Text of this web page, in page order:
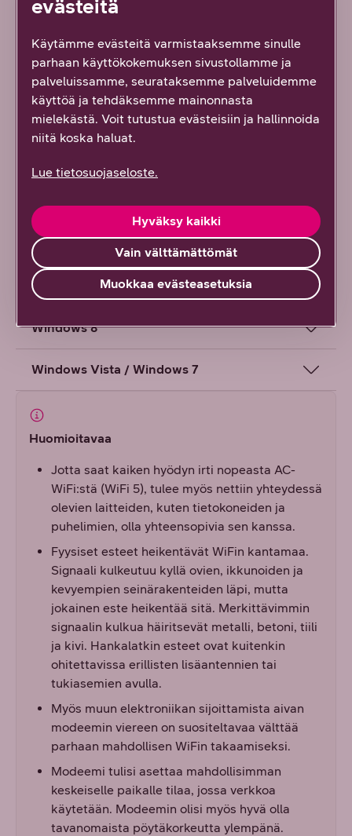
WiFi-verkon asetuksista lisätietoja löydättäältä.
Tutustu myös internetin turvalliseen käyttöön ja
tietojesi suojaamiseentäällä.
WiFi-yhteyden muodostaminen
Huom! DNA 3890v3 -modeemi etsii oletusarvoisesti
Valitse aina ”5 Ghz” -maininnalla oleva vaihtoehto,
mikäli sellainen löytyy. Näin varmistat käyttöösi aina
nopeimman netin.
Windows 10
Windows 8
Windows Vista / Windows 7
Huomioitavaa
Jotta saat kaiken hyödyn irti nopeasta AC-
WiFi:stä (WiFi 5), tulee myös nettiin yhteydessä
olevien laitteiden, kuten tietokoneiden ja
puhelimien, olla yhteensopivia sen kanssa.
Fyysiset esteet heikentävät WiFin kantamaa.
Signaali kulkeutuu kyllä ovien, ikkunoiden ja
kevyempien seinärakenteiden läpi, mutta
jokainen este heikentää sitä. Merkittävimmin
signaalin kulkua häiritsevät metalli, betoni, tiili
ja kivi. Hankalatkin esteet ovat kuitenkin
ohitettavissa erillisten lisäantennien tai
tukiasemien avulla.
Myös muun elektroniikan sijoittamista aivan
modeemin viereen on suositeltavaa välttää
parhaan mahdollisen WiFin takaamiseksi.
Modeemi tulisi asettaa mahdollisimman
keskeiselle paikalle tilaa, jossa verkkoa
käytetään. Modeemin olisi myös hyvä olla
tavanomaista pöytäkorkeutta ylempänä.
evästeitä
Käytämme evästeitä varmistaaksemme sinulle
parhaan käyttökokemuksen sivustollamme ja
palveluissamme, seurataksemme palveluidemme
käyttöä ja tehdäksemme mainonnasta
mielekästä. Voit tutustua evästeisiin ja hallinnoida
niitä koska haluat.
Lue tietosuojaseloste.
Vain välttämättömät
Hyväksy kaikki
Muokkaa evästeasetuksia